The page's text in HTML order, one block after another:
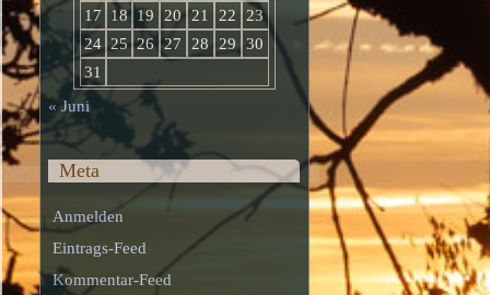
17
18 19 20 21 22
23
24 25 26 27 28 29
30
31
« Juni
Meta
Anmelden
Eintrags-Feed
Kommentar-Feed